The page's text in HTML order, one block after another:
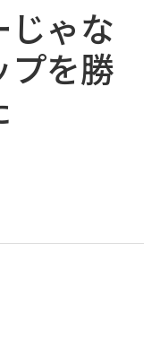
じゃな
プを勝